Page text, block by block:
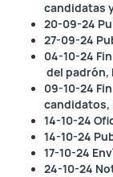
candidatas
20-09-24
27-09-24
04-10-24
del padrón,
09-10-24
candidatos,
14-10-24
14-10-24
17-10-24
24-10-24